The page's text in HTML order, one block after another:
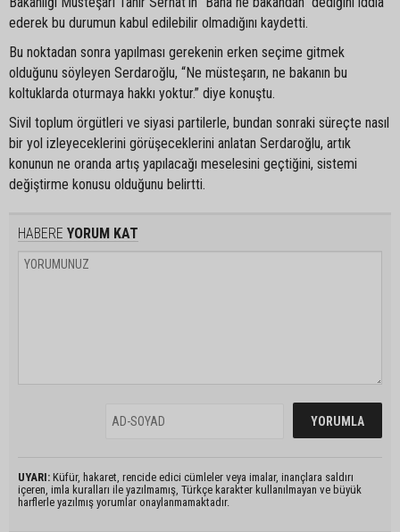
ederek bu durumun kabul edilebilir olmadığını kaydetti.
Bu noktadan sonra yapılması gerekenin erken seçime gitmek
olduğunu söyleyen Serdaroğlu, “Ne müsteşarın, ne bakanın bu
koltuklarda oturmaya hakkı yoktur.” diye konuştu.
Sivil toplum örgütleri ve siyasi partilerle, bundan sonraki süreçte nasıl
bir yol izleyeceklerini görüşeceklerini anlatan Serdaroğlu, artık
konunun ne oranda artış yapılacağı meselesini geçtiğini, sistemi
değiştirme konusu olduğunu belirtti.
HABERE YORUM KAT
UYARI: Küfür, hakaret, rencide edici cümleler veya imalar, inançlara saldırı
içeren, imla kuralları ile yazılmamış, Türkçe karakter kullanılmayan ve büyük
harflerle yazılmış yorumlar onaylanmamaktadır.